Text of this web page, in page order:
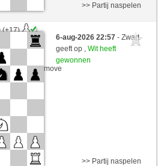
(+17)
17)
3 seconds/move
>> Partij naspelen
6-aug-2026 22:57- Zwart
geeft op ,Wit heeft
gewonnen
>> Partij naspelen